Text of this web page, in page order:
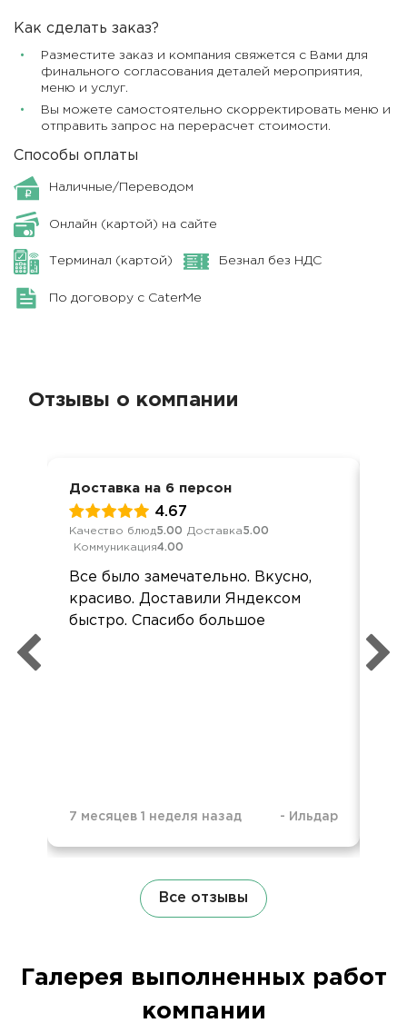
Как сделать заказ?
Разместите заказ и компания свяжется с Вами для
финального согласования деталей мероприятия,
меню и услуг.
Вы можете самостоятельно скорректировать меню и
отправить запрос на перерасчет стоимости.
Способы оплаты
Наличные/Переводом
Онлайн (картой) на сайте
Терминал (картой) Безнал без НДС
По договору с CaterMe
Отзывы о компании
Доставка на 6 персон
4.67
Качество блюд5.00 Доставка5.00
Коммуникация4.00
Все было замечательно. Вкусно,
красиво. Доставили Яндексом
быстро. Спасибо большое
7 месяцев 1 неделя назад - Ильдар
Все отзывы
Галерея выполненных работ
компании